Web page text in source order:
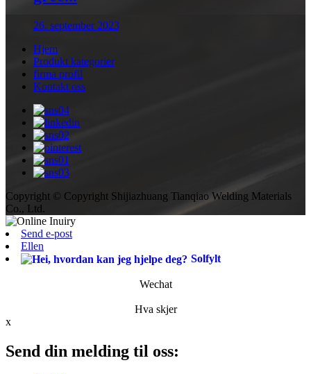
26. september 2023
Hjem
Produkt kategorier
firma profil
Kontakt oss
Copyright © Copyright Shijiazhuang Tianqiao Welding Materials
Co., Ltd.
Send e-post
Ellen
Solfylt
Wechat
Hva skjer
x
Send din melding til oss: